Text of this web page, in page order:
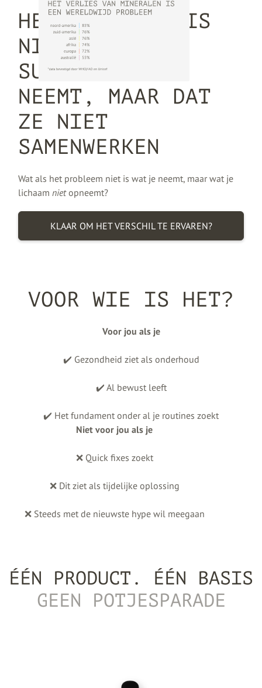
HET PROBLEEM IS
NIET DÁT JE
SUPPLEMENTEN
NEEMT, MAAR DAT
ZE NIET
SAMENWERKEN
Wat als het probleem niet is wat je neemt, maar wat je
lichaamnietopneemt?
KLAAR OM HET VERSCHIL TE ERVAREN?
VOOR WIE IS HET?
Voor jou als je
✔️ Gezondheid ziet als onderhoud
✔️ Al bewust leeft
✔️ Het fundament onder al je routines zoekt
Niet voor jou als je
❌ Quick fixes zoekt
❌ Dit ziet als tijdelijke oplossing
❌ Steeds met de nieuwste hype wil meegaan
ÉÉN PRODUCT. ÉÉN BASIS
GEEN POTJESPARADE